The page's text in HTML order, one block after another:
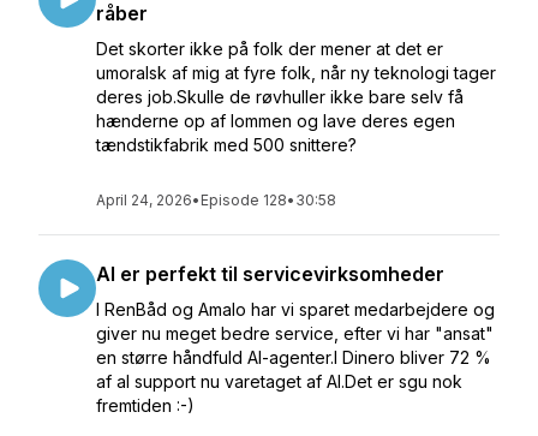
råber
Det skorter ikke på folk der mener at det er
umoralsk af mig at fyre folk, når ny teknologi tager
deres job.Skulle de røvhuller ikke bare selv få
hænderne op af lommen og lave deres egen
tændstikfabrik med 500 snittere?
April 24, 2026• Episode 128• 30:58
AI er perfekt til servicevirksomheder
I RenBåd og Amalo har vi sparet medarbejdere og
giver nu meget bedre service, efter vi har "ansat"
en større håndfuld AI-agenter.I Dinero bliver 72 %
af al support nu varetaget af AI.Det er sgu nok
fremtiden :-)